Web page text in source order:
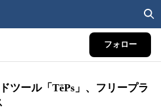
フォロー
ツール「TēPs」、フリープラ